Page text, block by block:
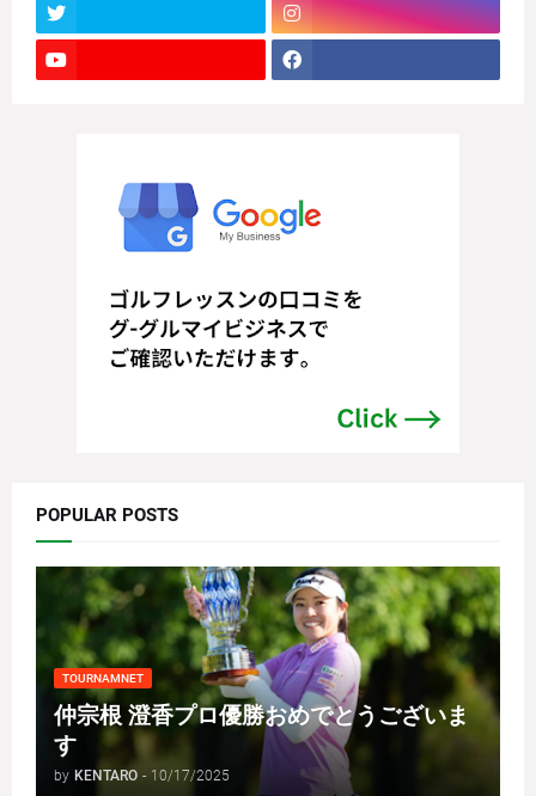
POPULAR POSTS
TOURNAMNET
仲宗根 澄香プロ優勝おめでとうございま
す
by KENTARO - 10/17/2025